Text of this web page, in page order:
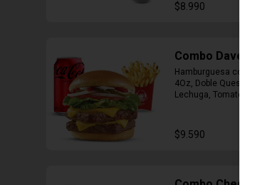
$8.990
Combo Daves Doble
Hamburguesa con Doble
4Oz, Doble Queso Cheddar,
Lechuga, Tomate,
$9.590